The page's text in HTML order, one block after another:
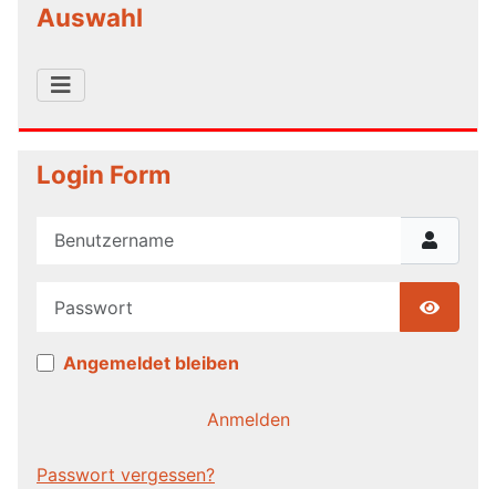
Auswahl
Login Form
Benutzername
Show
Angemeldet bleiben
Anmelden
Passwort vergessen?